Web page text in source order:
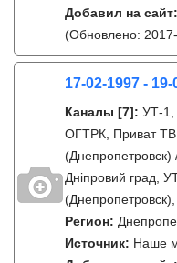
Добавил на сайт:
(Обновлено:
17-02-1997 - 19-
Каналы [7]: УТ-1,
ОГТРК, Приват
(Днепропетровск)
Дніпровий град,
Регион:
Источник: Наше